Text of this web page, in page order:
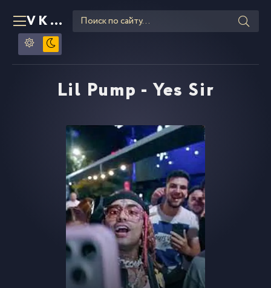
VKLIPE RU
Lil Pump - Yes Sir